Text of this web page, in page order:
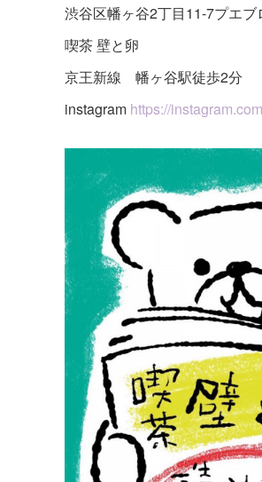
渋谷区幡ヶ谷2丁目11-7プエブ
喫茶 壁と卵
京王新線 幡ヶ谷駅徒歩2分
instagram https://